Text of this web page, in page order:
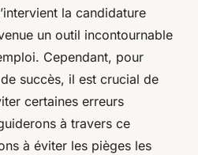
la candidature
un outil incontournable
Cependant, pour
succès, il est crucial de
certaines erreurs
à travers ce
à éviter les pièges les